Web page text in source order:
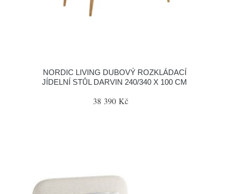
NORDIC LIVING DUBOVÝ ROZKLÁDACÍ
JÍDELNÍ STŮL DARVIN 240/340 X 100 CM
38 390 Kč